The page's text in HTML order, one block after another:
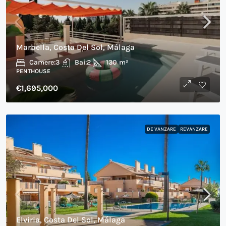
Marbella, Costa Del Sol, Málaga
Camere:3 Bai:2 130 m²
PENTHOUSE
€1,695,000
DE VANZARE REVANZARE
Elviria, Costa Del Sol, Málaga